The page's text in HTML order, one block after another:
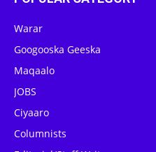
Warar
Googooska Geeska
Maqaalo
JOBS
Ciyaaro
Columnists